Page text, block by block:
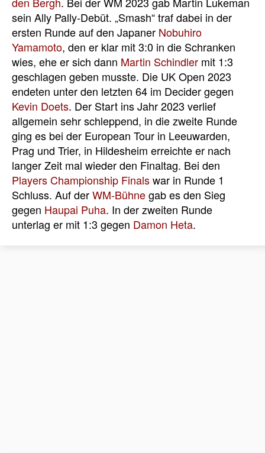
sein Ally Pally-Debüt. „Smash“ traf dabei in der
ersten Runde auf den Japaner Nobuhiro
Yamamoto, den er klar mit 3:0 in die Schranken
wies, ehe er sich dann Martin Schindler mit 1:3
geschlagen geben musste. Die UK Open 2023
endeten unter den letzten 64 im Decider gegen
Kevin Doets. Der Start ins Jahr 2023 verlief
allgemein sehr schleppend, in die zweite Runde
ging es bei der European Tour in Leeuwarden,
Prag und Trier, in Hildesheim erreichte er nach
langer Zeit mal wieder den Finaltag. Bei den
Players Championship Finalswar in Runde 1
Schluss. Auf derWM-Bühnegab es den Sieg
gegen Haupai Puha. In der zweiten Runde
unterlag er mit 1:3 gegen Damon Heta.